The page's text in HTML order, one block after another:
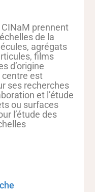
prennent
de la
agrégats
films
d’origine
centre est
ses recherches
et l’étude
ou surfaces
l’étude des